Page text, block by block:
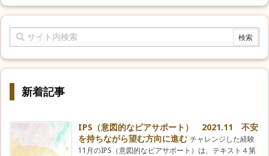
新着記事
IPS（意図的なピアサポート） 2021.11 不安
を持ちながら望む方向に進む チャレンジした経験
11月のIPS（意図的なピアサポート）は、テキスト４第